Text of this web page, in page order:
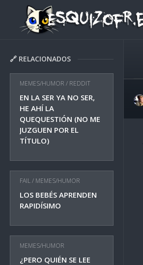
content
🔗 RELACIONADOS
MEMES/HUMOR / REDDIT
EN LA SER YA NO SER,
HE AHÍ LA
QUEQUESTIÓN (NO ME
JUZGUEN POR EL
TÍTULO)
FAIL/ MEMES/HUMOR
LOS BEBÉS APRENDEN
RAPIDÍSIMO
MEMES/HUMOR
¿PERO QUIÉN SE LEE